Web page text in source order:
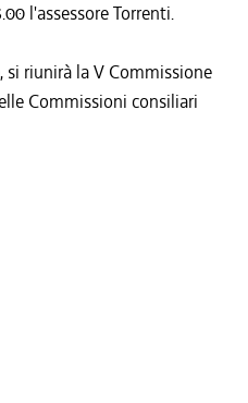
l'assessore Torrenti.
si riunirà la V Commissione
Commissioni consiliari